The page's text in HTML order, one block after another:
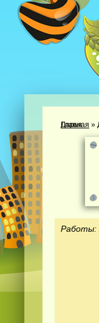
Главная »
Участник: Чечулина Дарья
Работы: